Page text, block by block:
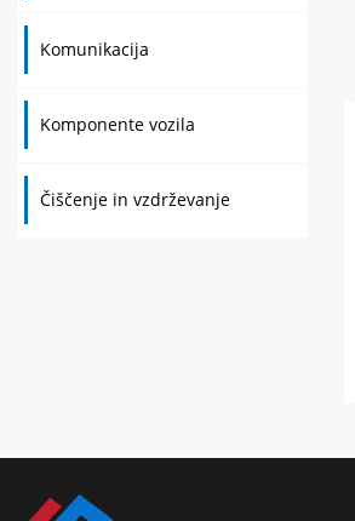
Komunikacija
Komponente vozila
Čiščenje in vzdrževanje